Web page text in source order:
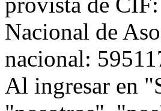
Nacional de
nacional:
Al ingresar en